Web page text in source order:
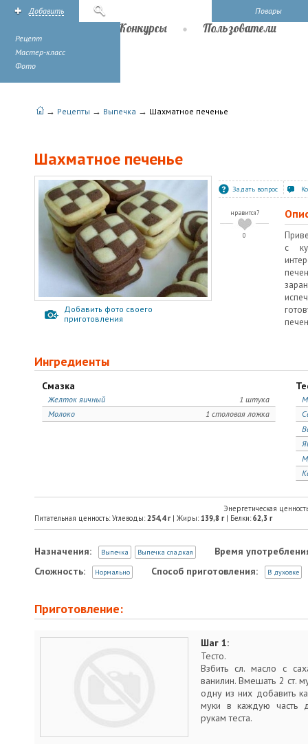
Повары
Добавить
Рецепт
Мастер-класс
Фото
Конкурсы Пользователи
→ Рецепты → Выпечка → Шахматное печенье
Шахматное печенье
Добавить фото своего
приготовления
Задать вопрос
нравится?
0
с
Ингредиенты
Смазка
1 штука
Желток яичный
1 столовая ложка
Молоко
Энергетическая
Питательная ценность: Углеводы: 254,4г| Жиры: 139,8 г| Белки: 62,3 г
Назначения: Выпечка Выпечка сладкая
Время
Сложность:
Нормально Способ приготовления: В духовке
Приготовление:
Шаг 1:
Тесто.
Взбить сл. масло с
ванилин. Вмешать 2 ст.
одну из них добавить
муки в каждую часть
рукам теста.